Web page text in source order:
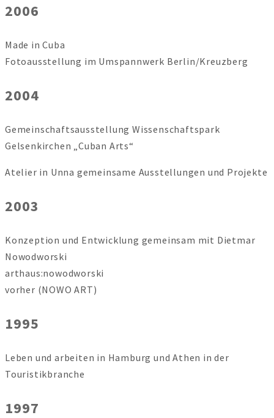
2006
Made in Cuba
Fotoausstellung im Umspannwerk Berlin/Kreuzberg
2004
Gemeinschaftsausstellung Wissenschaftspark
Gelsenkirchen „Cuban Arts“
Atelier in Unna gemeinsame Ausstellungen und Projekte
2003
Konzeption und Entwicklung gemeinsam mit Dietmar
Nowodworski
arthaus:nowodworski
vorher (NOWO ART)
1995
Leben und arbeiten in Hamburg und Athen in der
Touristikbranche
1997